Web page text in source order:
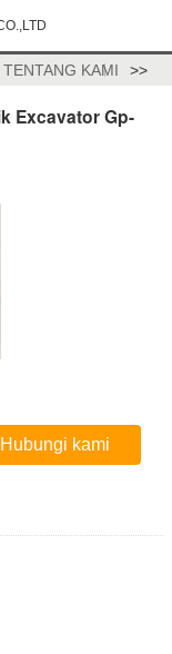
TENTANG KAMI >>
Excavator Gp-
Hubungi kami